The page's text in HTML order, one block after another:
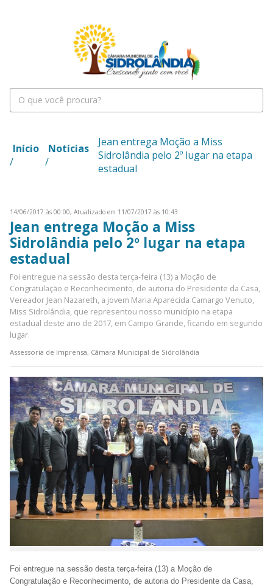
Início
/
Notícias
/
Jean entrega Moção a Miss
Sidrolândia pelo 2º lugar na etapa
estadual
14/06/2017 às 00:00, Atualizado em 11/07/2017 às 10:43
Jean entrega Moção a Miss
Sidrolândia pelo 2º lugar na etapa
estadual
Foi entregue na sessão desta terça-feira (13) a Moção de
Congratulação e Reconhecimento, de autoria do Presidente da Casa,
Vereador Jean Nazareth, a jovem Maria Aparecida Camargo Venuto,
Miss Sidrolândia, que representou nosso município na etapa
estadual deste ano de 2017, em Campo Grande, ficando em segundo
lugar.
Assessoria de Imprensa, Câmara Municipal de Sidrolândia
Foi entregue na sessão desta terça-feira (13) a Moção de
Congratulação e Reconhecimento, de autoria do Presidente da Casa,